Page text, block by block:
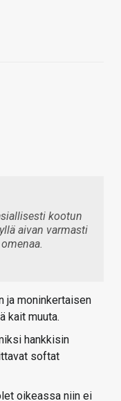
kootun
aivan varmasti
ja moninkertaisen
kait muuta.
hankkisin
softat
oikeassa niin ei